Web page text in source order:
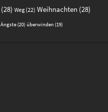
(28) Weg (22) Weihnachten (28)
Ängste (20) überwinden (19)